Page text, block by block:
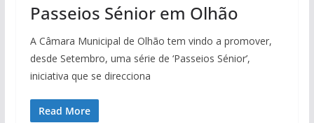
Passeios Sénior em Olhão
A Câmara Municipal de Olhão tem vindo a promover,
desde Setembro, uma série de ‘Passeios Sénior’,
iniciativa que se direcciona
Read More